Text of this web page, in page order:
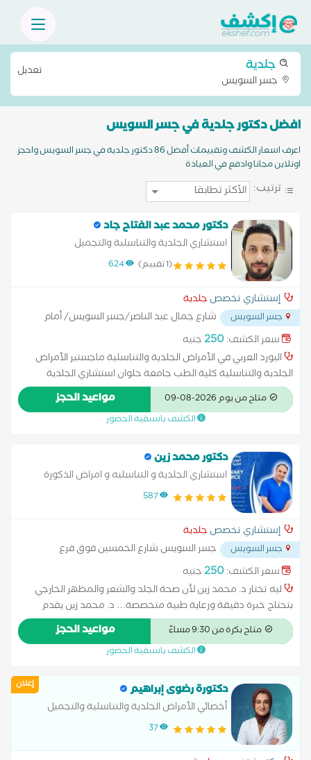
جلدية
جسر السويس
تعديل
افضل دكتور جلدية في جسر السويس
اعرف اسعار الكشف وتقييمات أفضل 86 دكتور جلدية في جسر السويس واحجز
اونلاين مجانا وادفع في العيادة
ترتيب:
دكتور محمد عبد الفتاح جاد
استشاري الجلدية والتناسلية والتجميل
(1 تقييم) 624
إستشاري تخصص جلدية
جسر السويس
شارع جمال عبد الناصر/جسر السويس/ أمام
حضر موت عنتر...
سعر الكشف:250جنيه
البورد العربي في الأمراض الجلدية والتناسلية ماجستير الأمراض
الجلدية والتناسلية كلية الطب جامعة حلوان استشاري الجلدية
والتناسلية والتجميل والليزر مستشفي الحوض المرصود خبرة في
متابعة وعلاج الأمراض الجلدية والتناسلية خبرة في إجراءات التجميل
متاح من يوم 2026-08-09 مواعيد الحجز
الكشف باسبقية الحضور
دكتور محمد زين
استشاري الجلدية و التناسليه و امراض الذكورة
والتجميل و الليزر جامعه هارفارد - الولايات المتحدة
587
إستشاري تخصص جلدية
جسر السويس
جسر السويس شارع الخمسين فوق فرع
اتصالات...
سعر الكشف:250جنيه
ليه تختار د. محمد زين لأن صحة الجلد والشعر والمظهر الخارجي
بتحتاج خبرة دقيقة ورعاية طبية متخصصة… د. محمد زين يقدم
أحدث طرق التشخيص والعلاج في مجال الجلدية والتجميل بأمان
ونتائج مميزة في: علاج أمراض الجلد المزمنة والحادة (حب الشباب –
الإكزيما – الصدفية – الحساسية الجلدية) علاج تساقط الشعر
جلسات النضارة وعلاج التصبغات وآثار الحبوب إجراءات التجميل غير
الجراحية تشخيص دقيق وخطة علاج مناسبة لكل حالة ‍ د. محمد زين
استشاري الجلدية والتناسلية وأمراض الذكورة والتجميل والليزر جامعة
هارفارد – الولايات المتحدة الأمريكية
متاح بكرة من 9:30 مساءً مواعيد الحجز
الكشف باسبقية الحضور
إعلان دكتورة رضوى إبراهيم
أخصائي الأمراض الجلدية والتناسلية والتجميل
37